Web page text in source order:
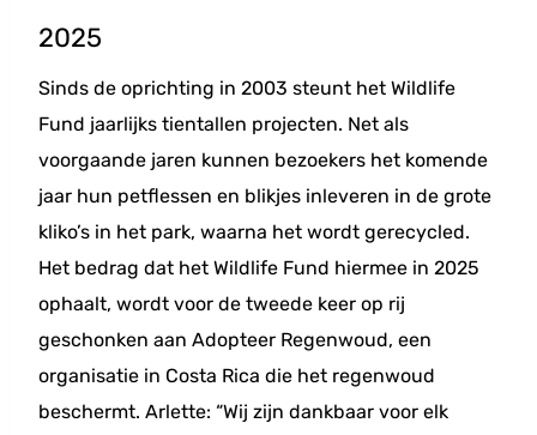
2025
Sinds de oprichting in 2003 steunt het Wildlife
Fund jaarlijks tientallen projecten. Net als
voorgaande jaren kunnen bezoekers het komende
jaar hun petflessen en blikjes inleveren in de grote
kliko’s in het park, waarna het wordt gerecycled.
Het bedrag dat het Wildlife Fund hiermee in 2025
ophaalt, wordt voor de tweede keer op rij
geschonken aan Adopteer Regenwoud, een
organisatie in Costa Rica die het regenwoud
beschermt. Arlette: “Wij zijn dankbaar voor elk